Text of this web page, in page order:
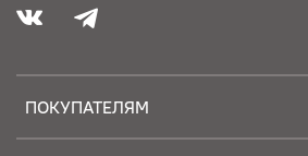
ПОКУПАТЕЛЯМ